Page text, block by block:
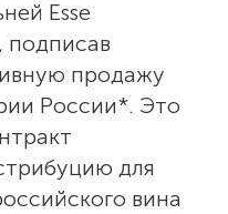
Esse
подписав
продажу
России*. Это
для
вина